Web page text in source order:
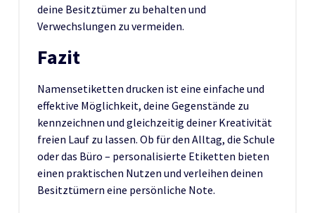
deine Besitztümer zu behalten und
Verwechslungen zu vermeiden.
Fazit
Namensetiketten drucken ist eine einfache und
effektive Möglichkeit, deine Gegenstände zu
kennzeichnen und gleichzeitig deiner Kreativität
freien Lauf zu lassen. Ob für den Alltag, die Schule
oder das Büro – personalisierte Etiketten bieten
einen praktischen Nutzen und verleihen deinen
Besitztümern eine persönliche Note.